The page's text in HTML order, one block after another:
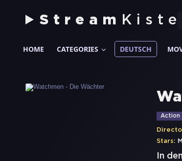
Stream Kiste
HOME CATEGORIES DEUTSCH
Action
Stars:
In